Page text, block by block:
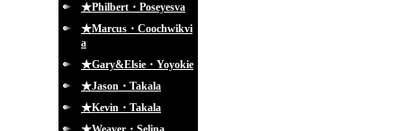
★Philbert・Poseyesva
★Marcus・Coochwikvi
a
★Gary&Elsie・Yoyokie
★Jason・Takala
★Kevin・Takala